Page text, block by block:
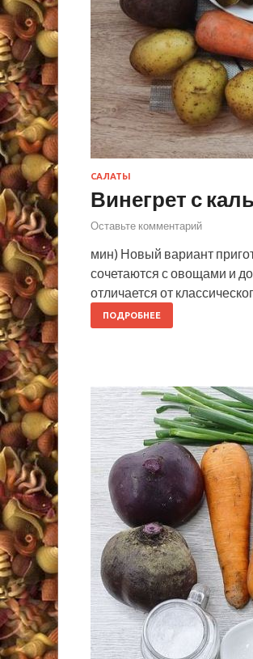
САЛАТЫ
Винегрет с
Оставьте комментарий
мин) Новый вариант
сочетаются с овощами и
отличается от
ПОДРОБНЕЕ